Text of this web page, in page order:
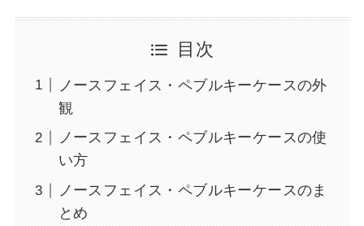
目次
ノースフェイス・ペブルキーケースの外
観
ノースフェイス・ペブルキーケースの使
い方
ノースフェイス・ペブルキーケースのま
とめ